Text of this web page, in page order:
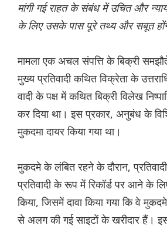
मांगी गई राहत के संबंध में उचित और
के लिए उसके पास पूरे तथ्य और सबूत
मामला एक अचल संपत्ति के बिक्री
मुख्य प्रतिवादी कथित विक्रेता के
वादी के पक्ष में कथित बिक्री विलेख
कर दिया था। इस प्रकार, अनुबंध के
मुकदमा दायर किया गया था।
मुकदमे के लंबित रहने के दौरान,
प्रतिवादी के रूप में रिकॉर्ड पर आने के
किया, जिसमें दावा किया गया कि वे
से अलग की गई साइटों के खरीदार हैं।